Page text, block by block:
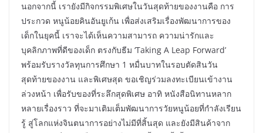
นอกจากนี้ เรายังมีกิจกรรมพิเศษในวันสุดท้ายของงานคือ การ
ประกวด หนูน้อยคินอันยูเก้น เพื่อส่งเสริมเรื่องพัฒนาการของ
เด็กในยุคนี้ เราจะได้เห็นความสามารถ ความน่ารักและ
บุคลิกภาพที่ดีของเด็ก ตรงกับธีม ‘Taking A Leap Forward’
พร้อมรับรางวัลทุนการศึกษา 1 หมื่นบาทในรอบตัดสินวัน
สุดท้ายของงาน และพิเศษสุด ขอเชิญร่วมลงทะเบียนเข้างาน
ล่วงหน้า เพื่อรับของที่ระลึกสุดพิเศษ อาทิ หนังสือนิทานหลาก
หลายเรื่องราว ที่จะมาเติมเต็มพัฒนาการวัยหนูน้อยที่กำลังเรียน
รู้ สู่โลกแห่งจินตนาการอย่างไม่มีที่สิ้นสุด และยังมีสินค้าจาก